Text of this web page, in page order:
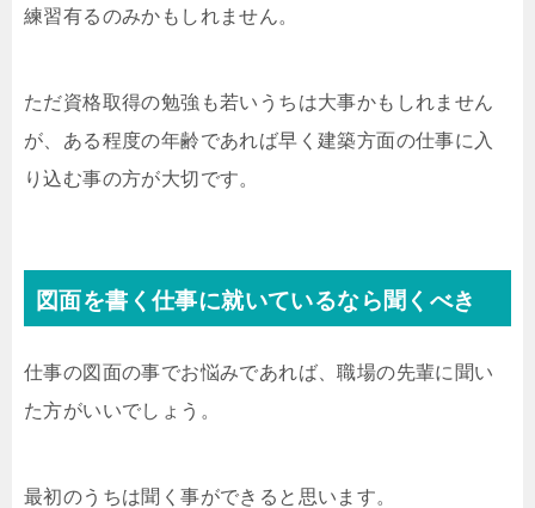
練習有るのみかもしれません。
ただ資格取得の勉強も若いうちは大事かもしれません
が、ある程度の年齢であれば早く建築方面の仕事に入
り込む事の方が大切です。
図面を書く仕事に就いているなら聞くべき
仕事の図面の事でお悩みであれば、職場の先輩に聞い
た方がいいでしょう。
最初のうちは聞く事ができると思います。